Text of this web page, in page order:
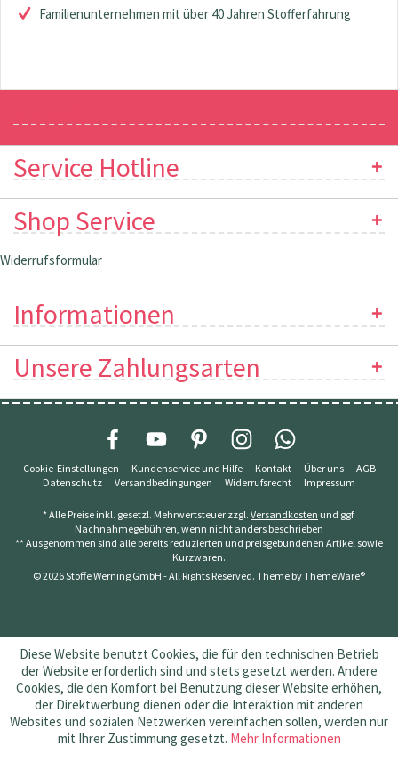
Familienunternehmen mit über 40 Jahren Stofferfahrung
Service Hotline
Shop Service
Widerrufsformular
Informationen
Unsere Zahlungsarten
Cookie-Einstellungen Kundenservice und Hilfe Kontakt Über uns
AGB
Datenschutz
Versandbedingungen Widerrufsrecht Impressum
* Alle Preise inkl. gesetzl. Mehrwertsteuer zzgl. Versandkosten und ggf.
Nachnahmegebühren, wenn nicht anders beschrieben
** Ausgenommen sind alle bereits reduzierten und preisgebundenen Artikel sowie
Kurzwaren.
© 2026 Stoffe Werning GmbH - All Rights Reserved. Theme byThemeWare®
Diese Website benutzt Cookies, die für den technischen Betrieb
der Website erforderlich sind und stets gesetzt werden. Andere
Cookies, die den Komfort bei Benutzung dieser Website erhöhen,
der Direktwerbung dienen oder die Interaktion mit anderen
Websites und sozialen Netzwerken vereinfachen sollen, werden nur
mit Ihrer Zustimmung gesetzt. Mehr Informationen